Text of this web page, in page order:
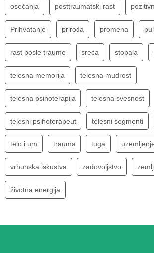
osećanja posttraumatski rast
Prihvatanje priroda promena
rast posle traume sreća stopala
telesna memorija telesna mudrost
telesna psihoterapija telesna svesnost
telesni psihoterapeut telesni segmenti
telo i um trauma tuga uzemljenje
vrhunska iskustva zadovoljstvo
životna energija